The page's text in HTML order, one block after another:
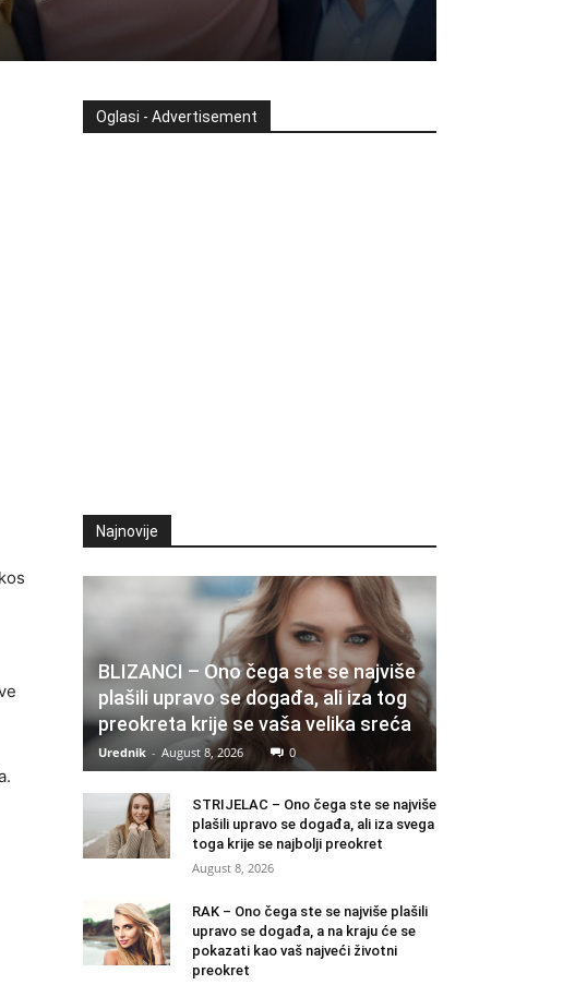
Oglasi - Advertisement
Najnovije
BLIZANCI – Ono čega ste se najviše
plašili upravo se događa, ali iza tog
preokreta krije se vaša velika sreća
Urednik - August 8, 2026 0
STRIJELAC – Ono čega ste se najviše
plašili upravo se događa, ali iza svega
toga krije se najbolji preokret
August 8, 2026
RAK – Ono čega ste se najviše plašili
upravo se događa, a na kraju će se
pokazati kao vaš najveći životni
preokret